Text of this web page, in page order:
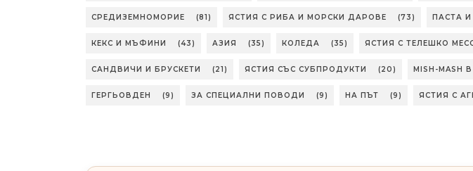
СРЕДИЗЕМНОМОРИЕ (81) ЯСТИЯ С РИБА И МОРСКИ ДАРОВЕ (73) ПАСТА
КЕКС И МЪФИНИ (43) АЗИЯ (35) КОЛЕДА (35) ЯСТИЯ С ТЕЛЕШКО
САНДВИЧИ И БРУСКЕТИ (21) ЯСТИЯ СЪС СУБПРОДУКТИ (20) MISH-MASH
ГЕРГЬОВДЕН (9) ЗА СПЕЦИАЛНИ ПОВОДИ (9) НА ПЪТ (9) ЯСТИЯ С